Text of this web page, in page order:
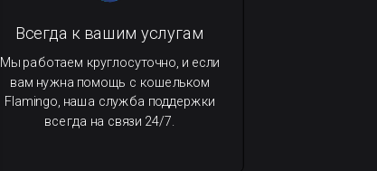
Всегда к вашим услугам
Мы работаем круглосуточно, и если
вам нужна помощь с кошельком
Flamingo, наша служба поддержки
всегда на связи 24/7.